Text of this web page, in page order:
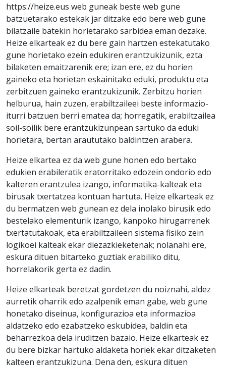
https://heize.eus web guneak beste web gune
batzuetarako estekak jar ditzake edo bere web gune
bilatzaile batekin horietarako sarbidea eman dezake.
Heize elkarteak ez du bere gain hartzen estekatutako
gune horietako ezein edukiren erantzukizunik, ezta
bilaketen emaitzarenik ere; izan ere, ez du horien
gaineko eta horietan eskainitako eduki, produktu eta
zerbitzuen gaineko erantzukizunik. Zerbitzu horien
helburua, hain zuzen, erabiltzaileei beste informazio-
iturri batzuen berri ematea da; horregatik, erabiltzailea
soil-soilik bere erantzukizunpean sartuko da eduki
horietara, bertan araututako baldintzen arabera.
Heize elkartea ez da web gune honen edo bertako
edukien erabileratik eratorritako edozein ondorio edo
kalteren erantzulea izango, informatika-kalteak eta
birusak txertatzea kontuan hartuta. Heize elkarteak ez
du bermatzen web gunean ez dela inolako birusik edo
bestelako elementurik izango, kanpoko hirugarrenek
txertatutakoak, eta erabiltzaileen sistema fisiko zein
logikoei kalteak ekar diezazkieketenak; nolanahi ere,
eskura dituen bitarteko guztiak erabiliko ditu,
horrelakorik gerta ez dadin.
Heize elkarteak beretzat gordetzen du noiznahi, aldez
aurretik oharrik edo azalpenik eman gabe, web gune
honetako diseinua, konfigurazioa eta informazioa
aldatzeko edo ezabatzeko eskubidea, baldin eta
beharrezkoa dela iruditzen bazaio. Heize elkarteak ez
du bere bizkar hartuko aldaketa horiek ekar ditzaketen
kalteen erantzukizuna. Dena den, eskura dituen